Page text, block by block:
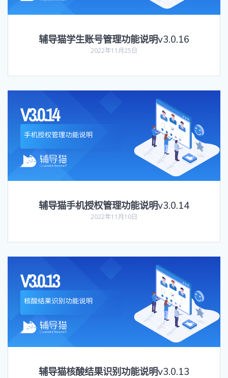
辅导猫学生账号管理功能说明v3.0.16
2022年11月25日
辅导猫手机授权管理功能说明v3.0.14
2022年11月10日
辅导猫核酸结果识别功能说明v3.0.13